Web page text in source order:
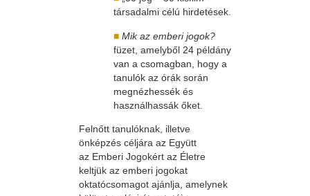
társadalmi célú hirdetések.
■ Mik az emberi jogok?
füzet, amelyből 24 példány
van a csomagban, hogy a
tanulók az órák során
megnézhessék és
használhassák őket.
Felnőtt tanulóknak, illetve
önképzés céljára az Együtt
az Emberi Jogokért az Életre
keltjük az emberi jogokat
oktatócsomagot ajánlja, amelynek